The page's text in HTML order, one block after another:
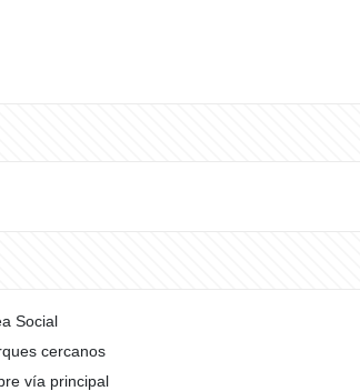
Social
cercanos
vía principal